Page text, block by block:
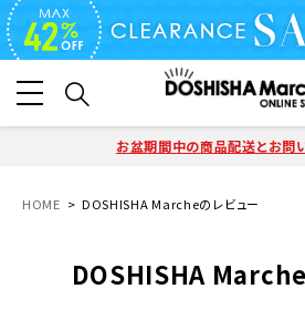
お盆期間中の商品配送とお問
HOME DOSHISHA Marcheのレビュー
DOSHISHA